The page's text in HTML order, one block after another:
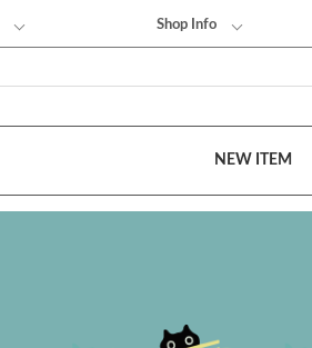
Shop Info
NEW ITEM